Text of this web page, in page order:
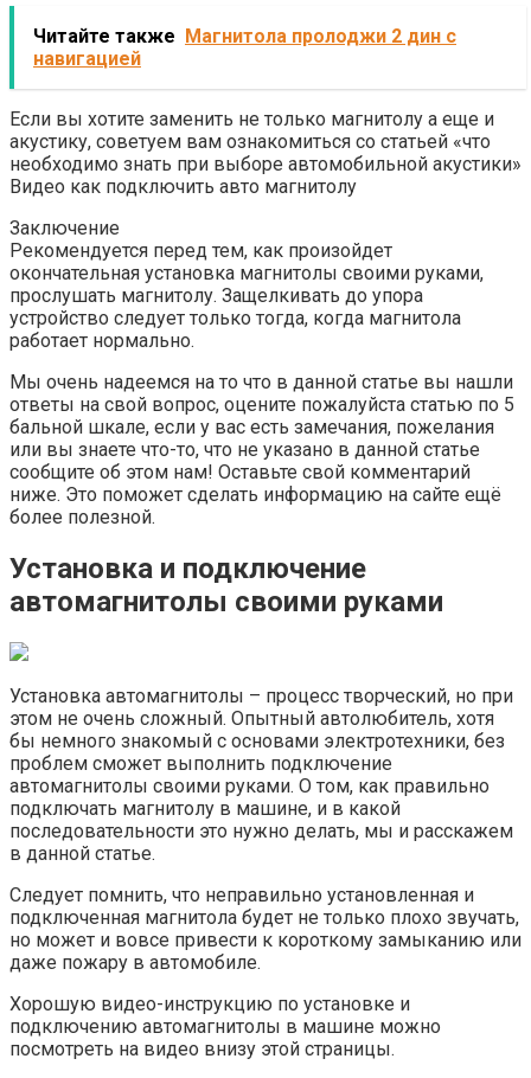
Читайте также
Магнитола пролоджи 2 дин с
навигацией
Если вы хотите заменить не только магнитолу а еще и
акустику, советуем вам ознакомиться со статьей «что
необходимо знать при выборе автомобильной акустики»
Видео как подключить авто магнитолу
Заключение
Рекомендуется перед тем, как произойдет
окончательная установка магнитолы своими руками,
прослушать магнитолу. Защелкивать до упора
устройство следует только тогда, когда магнитола
работает нормально.
Мы очень надеемся на то что в данной статье вы нашли
ответы на свой вопрос, оцените пожалуйста статью по 5
бальной шкале, если у вас есть замечания, пожелания
или вы знаете что-то, что не указано в данной статье
сообщите об этом нам! Оставьте свой комментарий
ниже. Это поможет сделать информацию на сайте ещё
более полезной.
Установка и подключение
автомагнитолы своими руками
Установка автомагнитолы – процесс творческий, но при
этом не очень сложный. Опытный автолюбитель, хотя
бы немного знакомый с основами электротехники, без
проблем сможет выполнить подключение
автомагнитолы своими руками. О том, как правильно
подключать магнитолу в машине, и в какой
последовательности это нужно делать, мы и расскажем
в данной статье.
Следует помнить, что неправильно установленная и
подключенная магнитола будет не только плохо звучать,
но может и вовсе привести к короткому замыканию или
даже пожару в автомобиле.
Хорошую видео-инструкцию по установке и
подключению автомагнитолы в машине можно
посмотреть на видео внизу этой страницы.